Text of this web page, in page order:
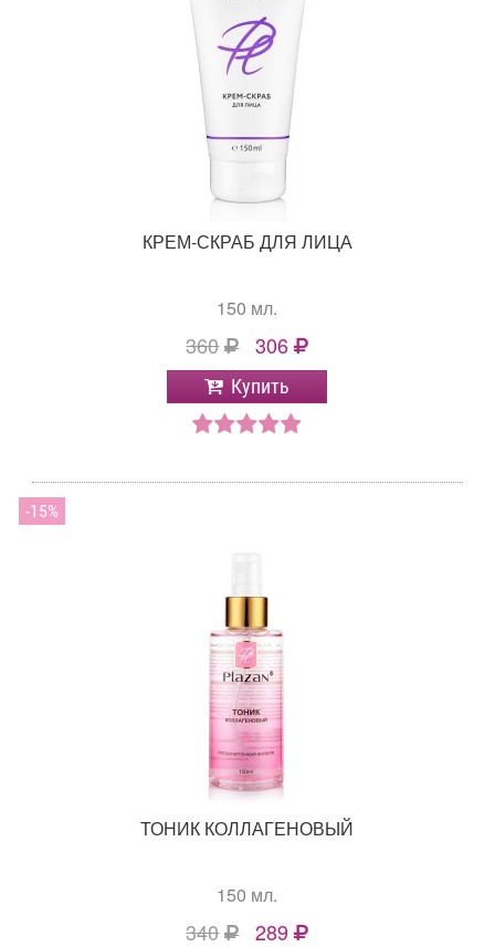
КРЕМ-СКРАБ ДЛЯ ЛИЦА
150 мл.
360 306
Купить
15
ТОНИК КОЛЛАГЕНОВЫЙ
150 мл.
340 289